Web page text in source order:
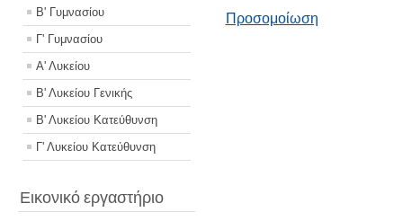
Β' Γυμνασίου
Γ' Γυμνασίου
Α' Λυκείου
Β' Λυκείου Γενικής
Β' Λυκείου Κατεύθυνση
Γ' Λυκείου Κατεύθυνση
Εικονικό εργαστήριο
Προσομοίωση